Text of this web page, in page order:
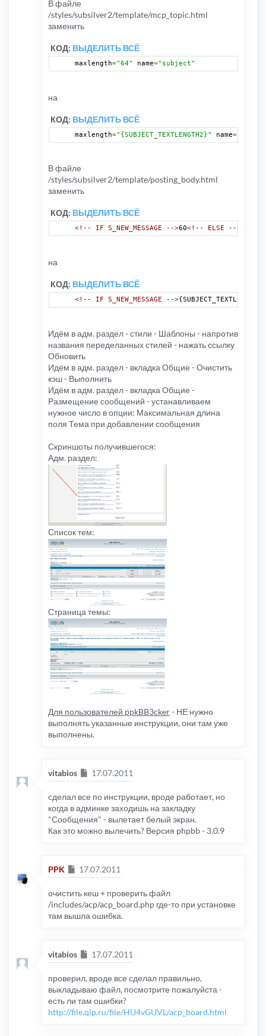
В файле
/styles/subsilver2/template/mcp_topic.html
заменить
КОД: ВЫДЕЛИТЬ ВСЁ
maxlength="64" name="subject"
на
КОД: ВЫДЕЛИТЬ ВСЁ
maxlength="{SUBJECT_TEXTLENGTH2}" name=
В файле
/styles/subsilver2/template/posting_body.html
заменить
КОД: ВЫДЕЛИТЬ ВСЁ
<!-- IF S_NEW_MESSAGE -->60<!-- ELSE -->
на
КОД: ВЫДЕЛИТЬ ВСЁ
<!-- IF S_NEW_MESSAGE -->{SUBJECT_TEXTLENGTH}
Идём в адм. раздел - стили - Шаблоны - напротив
названия переделанных стилей - нажать ссылку
Обновить
Идём в адм. раздел - вкладка Общие - Очистить
кэш - Выполнить
Идём в адм. раздел - вкладка Общие -
Размещение сообщений - устанавливаем
нужное число в опции: Максимальная длина
поля Тема при добавлении сообщения
Скриншоты получившегося:
Адм. раздел:
Список тем:
Страница темы:
Для пользователей ppkBB3cker- НЕ нужно
выполнять указанные инструкции, они там уже
выполнены.
vitabios Сообщение
17.07.2011
сделал все по инструкции, вроде работает, но
когда в админке заходишь на закладку
"Сообщения" - вылетает белый экран.
Как это можно вылечить? Версия phpbb - 3.0.9
PPK Сообщение
17.07.2011
очистить кеш + проверить файл
/includes/acp/acp_board.php где-то при установке
там вышла ошибка.
vitabios Сообщение
17.07.2011
проверил, вроде все сделал правильно,
выкладываю файл, посмотрите пожалуйста -
есть ли там ошибки?
http://file.qip.ru/file/HU4vGUVL/acp_board.html